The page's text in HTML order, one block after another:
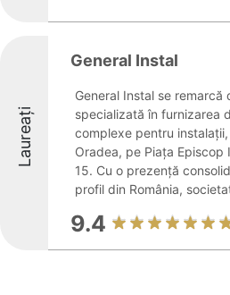
Laureați
General Instal
General Instal se
specializată în furnizarea
complexe pentru
Oradea, pe Piața Episcop
15. Cu o prezență
profil din România,
9.4